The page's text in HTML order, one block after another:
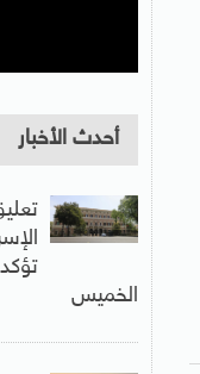
أحدث الأخبار
الخميس